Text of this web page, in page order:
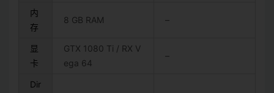
内
存
8 GB RAM –
显
卡
GTX 1080 Ti / RX V
ega 64
–
Dir